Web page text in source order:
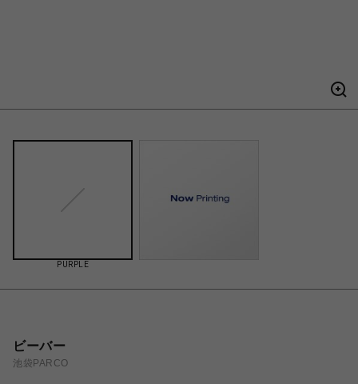
PURPLE
ビーバー
池袋PARCO